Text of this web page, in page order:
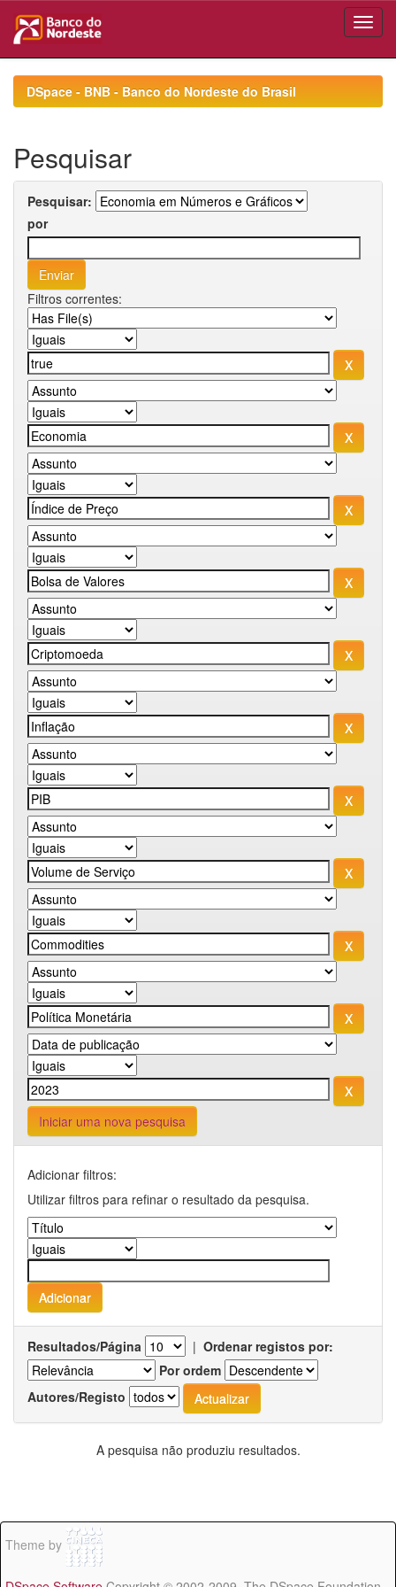
navigationDSpace - BNB - Banco do Nordeste do Brasil
Pesquisar
Pesquisar:
por
Filtros correntes:
Iniciar uma nova pesquisa
Adicionar filtros:
Utilizar filtros para refinar o resultado da pesquisa.
Resultados/Página | Ordenar registos por:
Por ordem
Autores/Registo
A pesquisa não produziu resultados.
Theme by